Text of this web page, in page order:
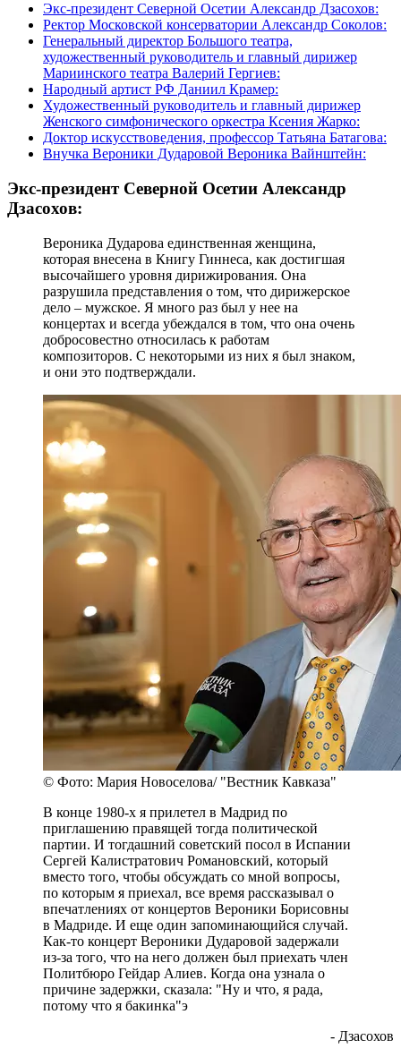
Экс-президент Северной Осетии Александр Дзасохов:
Ректор Московской консерватории Александр Соколов:
Генеральный директор Большого театра,
художественный руководитель и главный дирижер
Мариинского театра Валерий Гергиев:
Народный артист РФ Даниил Крамер:
Художественный руководитель и главный дирижер
Женского симфонического оркестра Ксения Жарко:
Доктор искусствоведения, профессор Татьяна Батагова:
Внучка Вероники Дударовой Вероника Вайнштейн:
Экс-президент Северной Осетии Александр
Дзасохов:
Вероника Дударова единственная женщина,
которая внесена в Книгу Гиннеса, как достигшая
высочайшего уровня дирижирования. Она
разрушила представления о том, что дирижерское
дело – мужское. Я много раз был у нее на
концертах и всегда убеждался в том, что она очень
добросовестно относилась к работам
композиторов. С некоторыми из них я был знаком,
и они это подтверждали.
© Фото: Мария Новоселова/ "Вестник Кавказа"
В конце 1980-х я прилетел в Мадрид по
приглашению правящей тогда политической
партии. И тогдашний советский посол в Испании
Сергей Калистратович Романовский, который
вместо того, чтобы обсуждать со мной вопросы,
по которым я приехал, все время рассказывал о
впечатлениях от концертов Вероники Борисовны
в Мадриде. И еще один запоминающийся случай.
Как-то концерт Вероники Дударовой задержали
из-за того, что на него должен был приехать член
Политбюро Гейдар Алиев. Когда она узнала о
причине задержки, сказала: "Ну и что, я рада,
потому что я бакинка"э
- Дзасохов